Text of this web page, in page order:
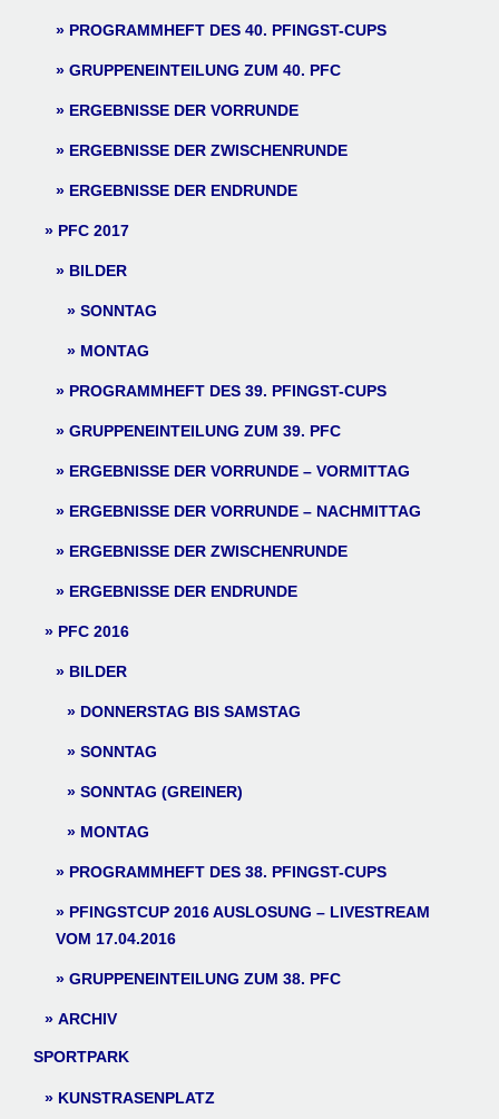
PROGRAMMHEFT DES 40. PFINGST-CUPS
GRUPPENEINTEILUNG ZUM 40. PFC
ERGEBNISSE DER VORRUNDE
ERGEBNISSE DER ZWISCHENRUNDE
ERGEBNISSE DER ENDRUNDE
PFC 2017
BILDER
SONNTAG
MONTAG
PROGRAMMHEFT DES 39. PFINGST-CUPS
GRUPPENEINTEILUNG ZUM 39. PFC
ERGEBNISSE DER VORRUNDE – VORMITTAG
ERGEBNISSE DER VORRUNDE – NACHMITTAG
ERGEBNISSE DER ZWISCHENRUNDE
ERGEBNISSE DER ENDRUNDE
PFC 2016
BILDER
DONNERSTAG BIS SAMSTAG
SONNTAG
SONNTAG (GREINER)
MONTAG
PROGRAMMHEFT DES 38. PFINGST-CUPS
PFINGSTCUP 2016 AUSLOSUNG – LIVESTREAM
VOM 17.04.2016
GRUPPENEINTEILUNG ZUM 38. PFC
ARCHIV
SPORTPARK
KUNSTRASENPLATZ